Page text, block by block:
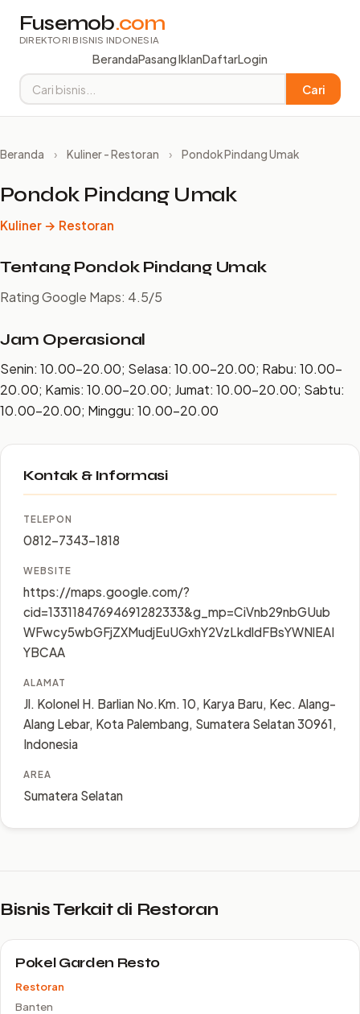
Fusemob.com
DIREKTORI BISNIS INDONESIA
BerandaPasang IklanDaftarLogin
Cari
Beranda › Kuliner - Restoran › Pondok Pindang Umak
Pondok Pindang Umak
Kuliner → Restoran
Tentang Pondok Pindang Umak
Rating Google Maps: 4.5/5
Jam Operasional
Senin: 10.00–20.00; Selasa: 10.00–20.00; Rabu: 10.00–
20.00; Kamis: 10.00–20.00; Jumat: 10.00–20.00; Sabtu:
10.00–20.00; Minggu: 10.00–20.00
Kontak & Informasi
TELEPON
0812-7343-1818
WEBSITE
https://maps.google.com/?
cid=13311847694691282333&g_mp=CiVnb29nbGUub
WFwcy5wbGFjZXMudjEuUGxhY2VzLkdldFBsYWNlEAI
YBCAA
ALAMAT
Jl. Kolonel H. Barlian No.Km. 10, Karya Baru, Kec. Alang-
Alang Lebar, Kota Palembang, Sumatera Selatan 30961,
Indonesia
AREA
Sumatera Selatan
Bisnis Terkait di Restoran
Pokel Garden Resto
Restoran
Banten